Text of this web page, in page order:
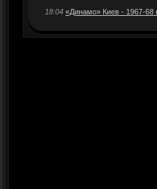
18:04 «Динамо» Киев - 1967-68